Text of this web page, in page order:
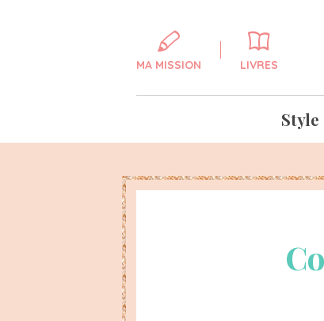
MA MISSION LIVRES
Style